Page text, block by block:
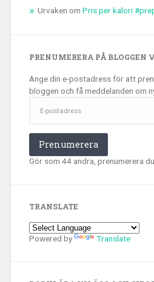
Urvaken om Pris per kalori
PRENUMERERA PÅ BLOGGEN
Ange din e-postadress för att
bloggen och få meddelanden om
postadress
Prenumerera
Gör som 44 andra, prenumerera du
TRANSLATE
Powered by Translate